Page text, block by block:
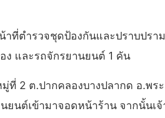
าที่ตำรวจชุดป้องกันและปราบปร
ง และรถจักรยานยนต์ 1 คัน
2 ต.ปากคลองบางปลากด อ.พร
นต์เข้ามาจอดหน้าร้าน จากนั้น